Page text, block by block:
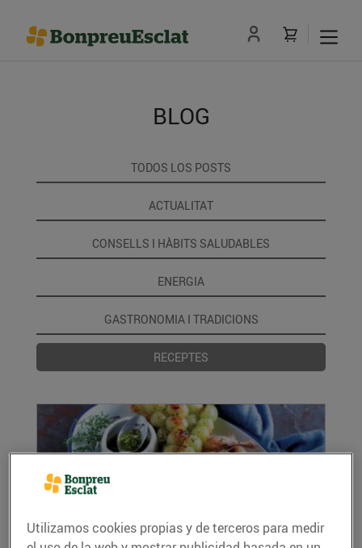
BLOG
TODOS LOS POSTS
ACTUALITAT
CONSELLS I HÀBITS SALUDABLES
ENERGIA
GASTRONOMIA I TRADICIONS
RECEPTES
Utilizamos cookies propias y de terceros para medir